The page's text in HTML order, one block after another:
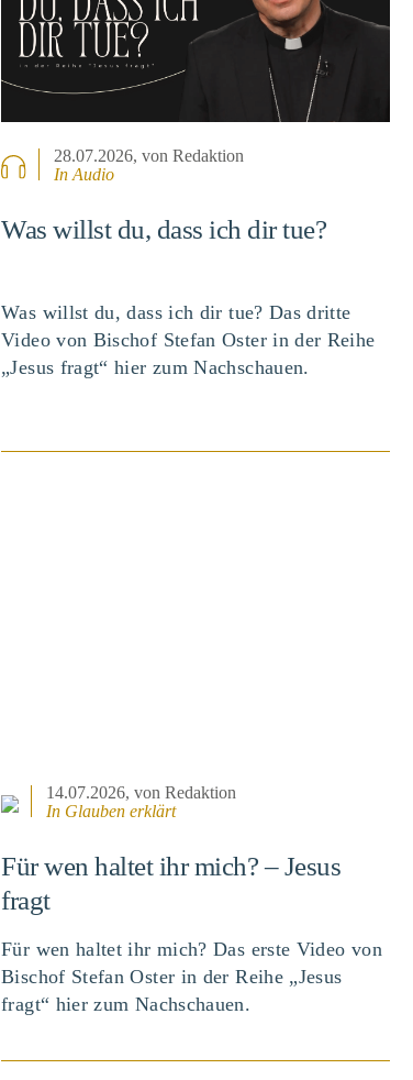
28.07.2026, von Redaktion
In Audio
Was willst du, dass ich dir tue?
Was willst du, dass ich dir tue? Das dritte
Video von Bischof Stefan Oster in der Reihe
„Jesus fragt“ hier zum Nachschauen.
14.07.2026, von Redaktion
In Glauben erklärt
Für wen haltet ihr mich? – Jesus
fragt
Für wen haltet ihr mich? Das erste Video von
Bischof Stefan Oster in der Reihe „Jesus
fragt“ hier zum Nachschauen.